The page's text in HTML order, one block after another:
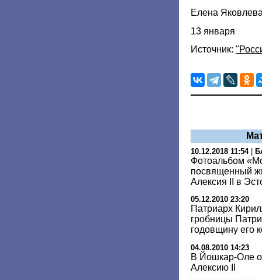
Елена
13 января
Источник:
10.12.2018 11:54|
Фотоальбом
посвященный
Алексия II в
05.12.2010 23:20
Патриарх
гробницы
годовщину его
04.08.2010 14:23
В Йошкар-Оле
Алексию II